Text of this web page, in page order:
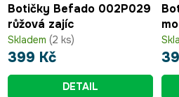
Botičky Befado 002P029
růžová zajíc
Skladem (2 ks)
399 Kč
DETAIL